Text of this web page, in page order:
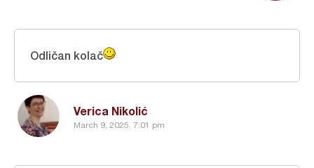
Verica Nikolić
March 9, 2025, 7:01 pm
Odličan kolač